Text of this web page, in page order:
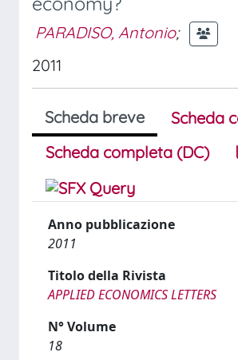
PARADISO, Antonio;
2011
Scheda breve
Scheda
Scheda completa (DC)
Anno pubblicazione
2011
Titolo della Rivista
APPLIED ECONOMICS LETTERS
N° Volume
18